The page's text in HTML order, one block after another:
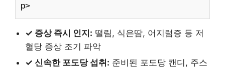
p>
✓ 증상 즉시 인지: 떨림, 식은땀, 어지럼증 등 저
혈당 증상 조기 파악
✓ 신속한 포도당 섭취: 준비된 포도당 캔디, 주스